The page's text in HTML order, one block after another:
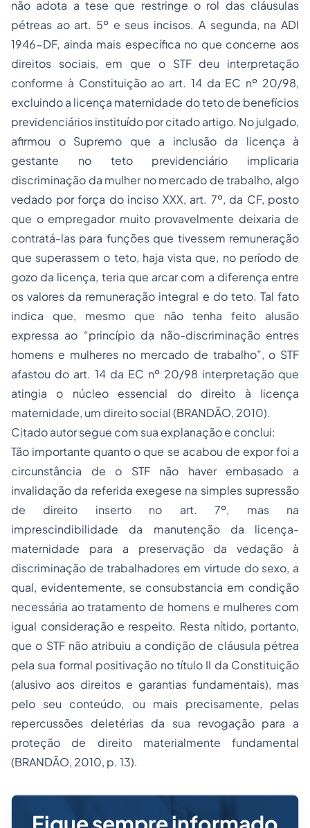
não adota a tese que restringe o rol das cláusulas
pétreas ao art. 5º e seus incisos. A segunda, na ADI
1946-DF, ainda mais específica no que concerne aos
direitos sociais, em que o STF deu interpretação
conforme à Constituição ao art. 14 da EC nº 20/98,
excluindo a licença maternidade do teto de benefícios
previdenciáriosinstituído por citado artigo. No julgado,
afirmou o Supremo que a inclusão da licença à
gestante no teto previdenciário implicaria
discriminação da mulher no mercado de trabalho, algo
vedado por força do inciso XXX, art. 7º, da CF, posto
que o empregador muito provavelmente deixaria de
contratá-las para funções que tivessem remuneração
que superassem o teto, haja vista que, no período de
gozo da licença, teria que arcar com a diferença entre
os valores da remuneração integral e do teto. Tal fato
indica que, mesmo que não tenha feito alusão
expressa ao “princípio da não-discriminação entres
homens e mulheres no mercado de trabalho”, o STF
afastou do art. 14 da EC nº 20/98 interpretação que
atingia o núcleo essencial do direito à licença
maternidade, um direito social (BRANDÃO, 2010).
Citado autor segue com sua explanação e conclui:
Tão importante quanto o que se acabou de expor foi a
circunstância de o STF não haver embasado a
invalidação da referida exegese na simples supressão
de direito inserto no art. 7º, mas na
imprescindibilidade da manutenção da licença-
maternidade para a preservação da vedação à
discriminação de trabalhadores em virtude do sexo, a
qual, evidentemente, se consubstancia em condição
necessária ao tratamento de homens e mulheres com
igual consideração e respeito. Resta nítido, portanto,
que o STF não atribuiu a condição de cláusula pétrea
pela sua formal positivação no título II da Constituição
(alusivo aos direitos e garantias fundamentais), mas
pelo seu conteúdo, ou mais precisamente, pelas
repercussões deletérias da sua revogação para a
proteção de direito materialmente fundamental
(BRANDÃO, 2010, p. 13).